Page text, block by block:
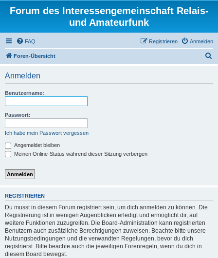
Forum des Interessengemeinschaft Relais-
und Amateurfunk
FAQ Anmelden
Registrieren
Foren-Übersicht
Anmelden
Benutzername:
Passwort:
Ich habe mein Passwort vergessen
Angemeldet bleiben
Meinen Online-Status während dieser Sitzung verbergen
REGISTRIEREN
Du musst in diesem Forum registriert sein, um dich anmelden zu können. Die
Registrierung ist in wenigen Augenblicken erledigt und ermöglicht dir, auf
weitere Funktionen zuzugreifen. Die Board-Administration kann registrierten
Benutzern auch zusätzliche Berechtigungen zuweisen. Beachte bitte unsere
Nutzungsbedingungen und die verwandten Regelungen, bevor du dich
registrierst. Bitte beachte auch die jeweiligen Forenregeln, wenn du dich in
diesem Board bewegst.